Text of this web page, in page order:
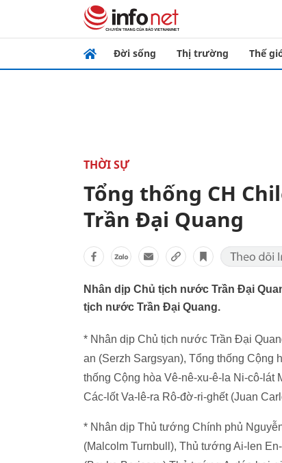
Đời sống Thị trường Thế
THỜI SỰ
Tổng thống CH
Trần Đại Quang
Nhân dịp Chủ tịch nước Trần Đại
tịch nước Trần Đại Quang.
* Nhân dịp Chủ tịch nước Trần Đại
an (Serzh Sargsyan), Tổng thống Cộng
thống Cộng hòa Vê-nê-xu-ê-la Ni-cô-lát
Các-lốt Va-lê-ra Rô-đờ-ri-ghết (Juan
* Nhân dịp Thủ tướng Chính phủ
(Malcolm Turnbull), Thủ tướng Ai-len